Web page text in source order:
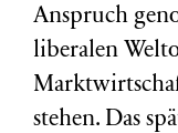
Anspruch
liberalen
stehen. Das